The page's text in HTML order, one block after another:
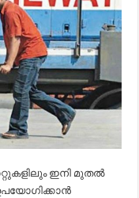
ഇനി മുതല്‍